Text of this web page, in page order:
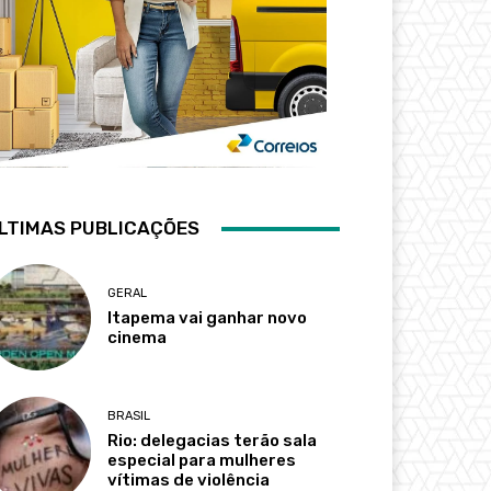
PUBLICAÇÕES
GERAL
Itapema vai ganhar novo
cinema
BRASIL
Rio: delegacias terão sala
especial para mulheres
vítimas de violência